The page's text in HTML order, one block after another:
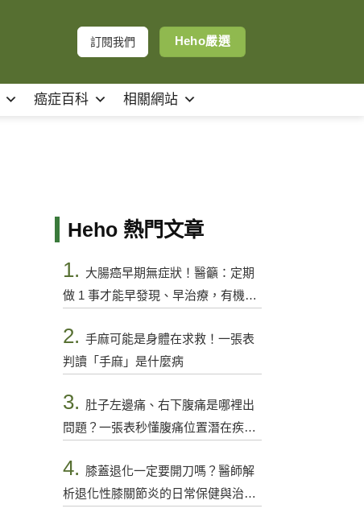
訂閱我們 Heho嚴選
癌症百科 相關網站
Heho 熱門文章
1. 大腸癌早期無症狀！醫籲：定期
做 1 事才能早發現、早治療，有機會
2. 手麻可能是身體在求救！一張表
判讀「手麻」是什麼病
3. 肚子左邊痛、右下腹痛是哪裡出
問題？一張表秒懂腹痛位置潛在疾病
4. 膝蓋退化一定要開刀嗎？醫師解
析退化性膝關節炎的日常保健與治療